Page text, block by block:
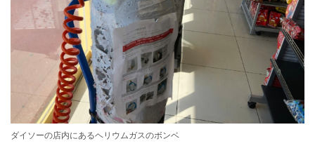
ダイソーの店内にあるヘリウムガスのボンベ